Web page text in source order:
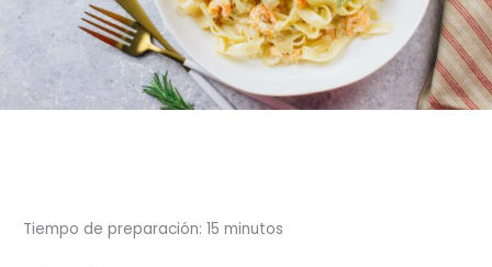
Tiempo de preparación: 15 minutos